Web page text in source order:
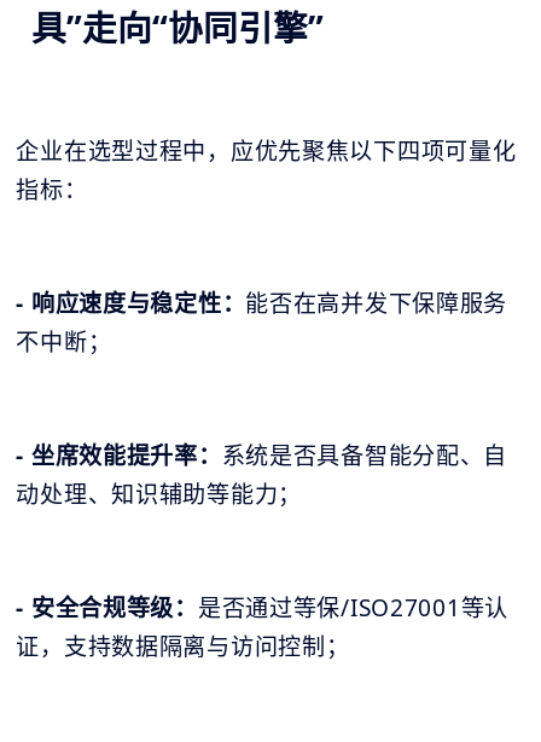
具”走向“协同引擎”
企业在选型过程中，应优先聚焦以下四项可量化
指标：
- 响应速度与稳定性： 能否在高并发下保障服务
不中断；
- 坐席效能提升率： 系统是否具备智能分配、自
动处理、知识辅助等能力；
- 安全合规等级： 是否通过等保/ISO27001等认
证，支持数据隔离与访问控制；